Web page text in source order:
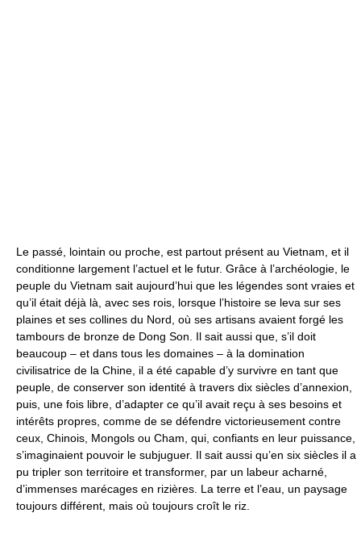
Le passé, lointain ou proche, est partout présent au Vietnam, et il
conditionne largement l’actuel et le futur. Grâce à l’archéologie, le
peuple du Vietnam sait aujourd’hui que les légendes sont vraies et
qu’il était déjà là, avec ses rois, lorsque l’histoire se leva sur ses
plaines et ses collines du Nord, où ses artisans avaient forgé les
tambours de bronze de Dong Son. Il sait aussi que, s’il doit
beaucoup – et dans tous les domaines – à la domination
civilisatrice de la Chine, il a été capable d’y survivre en tant que
peuple, de conserver son identité à travers dix siècles d’annexion,
puis, une fois libre, d’adapter ce qu’il avait reçu à ses besoins et
intérêts propres, comme de se défendre victorieusement contre
ceux, Chinois, Mongols ou Cham, qui, confiants en leur puissance,
s’imaginaient pouvoir le subjuguer. Il sait aussi qu’en six siècles il a
pu tripler son territoire et transformer, par un labeur acharné,
d’immenses marécages en rizières. La terre et l’eau, un paysage
toujours différent, mais où toujours croît le riz.